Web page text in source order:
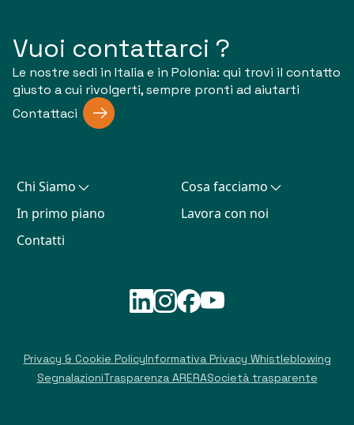
Vuoi contattarci ?
Le nostre sedi in Italia e in Polonia: qui trovi il contatto
giusto a cui rivolgerti, sempre pronti ad aiutarti
Contattaci
Chi Siamo
In primo piano
Contatti
Cosa facciamo
Lavora con noi
Privacy & Cookie PolicyInformativa Privacy Whistleblowing
SegnalazioniTrasparenza ARERASocietà trasparente